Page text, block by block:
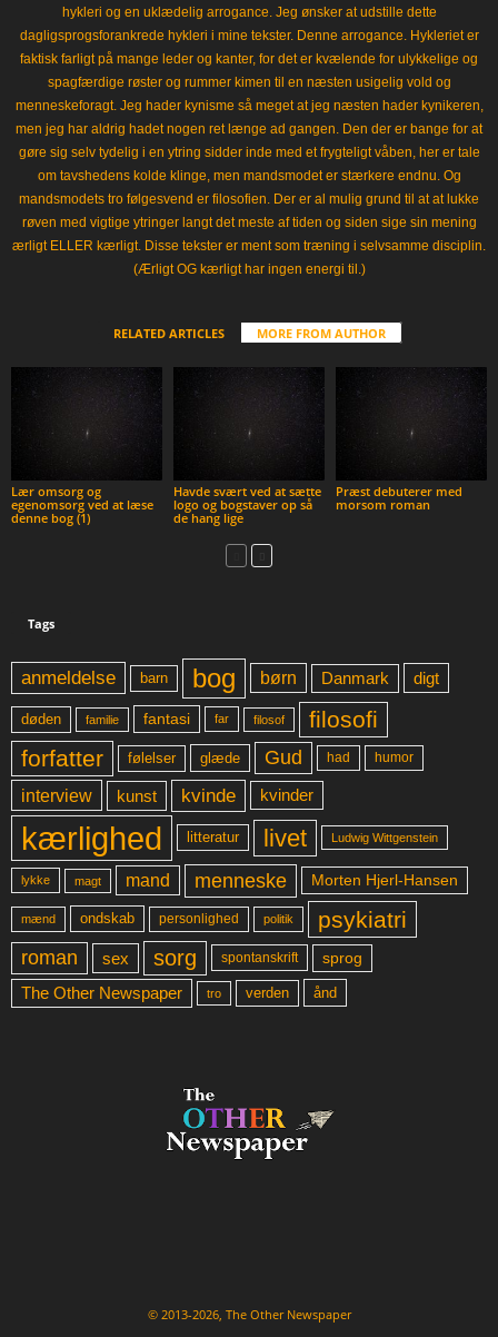
hykleri og en uklædelig arrogance. Jeg ønsker at udstille dette
dagligsprogsforankrede hykleri i mine tekster. Denne arrogance. Hykleriet er
faktisk farligt på mange leder og kanter, for det er kvælende for ulykkelige og
spagfærdige røster og rummer kimen til en næsten usigelig vold og
menneskeforagt. Jeg hader kynisme så meget at jeg næsten hader kynikeren,
men jeg har aldrig hadet nogen ret længe ad gangen. Den der er bange for at
gøre sig selv tydelig i en ytring sidder inde med et frygteligt våben, her er tale
om tavshedens kolde klinge, men mandsmodet er stærkere endnu. Og
mandsmodets tro følgesvend er filosofien. Der er al mulig grund til at at lukke
røven med vigtige ytringer langt det meste af tiden og siden sige sin mening
ærligt ELLER kærligt. Disse tekster er ment som træning i selvsamme disciplin.
(Ærligt OG kærligt har ingen energi til.)
RELATED ARTICLES MORE FROM AUTHOR
Lær omsorg og
egenomsorg ved at læse
denne bog (1)
Havde svært ved at sætte
logo og bogstaver op så
de hang lige
Præst debuterer med
morsom roman
Tags
anmeldelse barn bog børn Danmark digt
døden familie fantasi far filosof
filosofi
forfatter
følelser glæde Gud had humor
interview kunst kvinde kvinder
kærlighed litteratur livet Ludwig Wittgenstein
lykke magt mand menneske Morten Hjerl-Hansen
mænd ondskab personlighed politik psykiatri
roman sex sorg spontanskrift sprog
The Other Newspaper tro verden ånd
© 2013-2026, The Other Newspaper